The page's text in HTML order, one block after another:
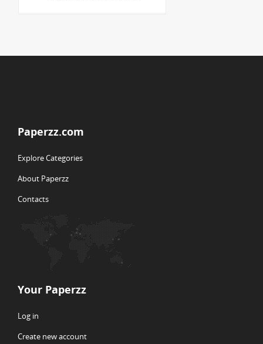
Paperzz.com
Explore Categories
About Paperzz
Contacts
Your Paperzz
Log in
Create new account